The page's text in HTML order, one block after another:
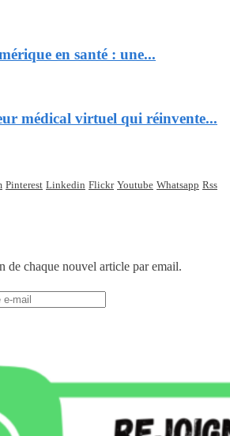
en santé : une...
médical virtuel qui réinvente...
Pinterest Linkedin Flickr Youtube Whatsapp Rss
de chaque nouvel article par email.